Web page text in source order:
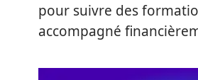
pour suivre des
accompagné